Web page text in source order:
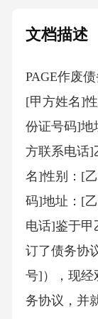
文档描述
PAGE作废
[甲方姓名]
份证号码]地
方联系电话]
名]性别：[
码]地址：[
电话]鉴于甲
订了债务协
号]），现经
务协议，并